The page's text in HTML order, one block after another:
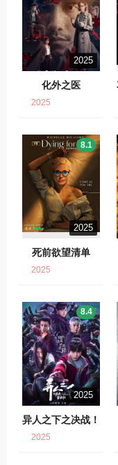
2025
化外之医
2025
2025
死前欲望清单
8.1
2025
2025
异人之下之决战！
碧游村
8.4
2025